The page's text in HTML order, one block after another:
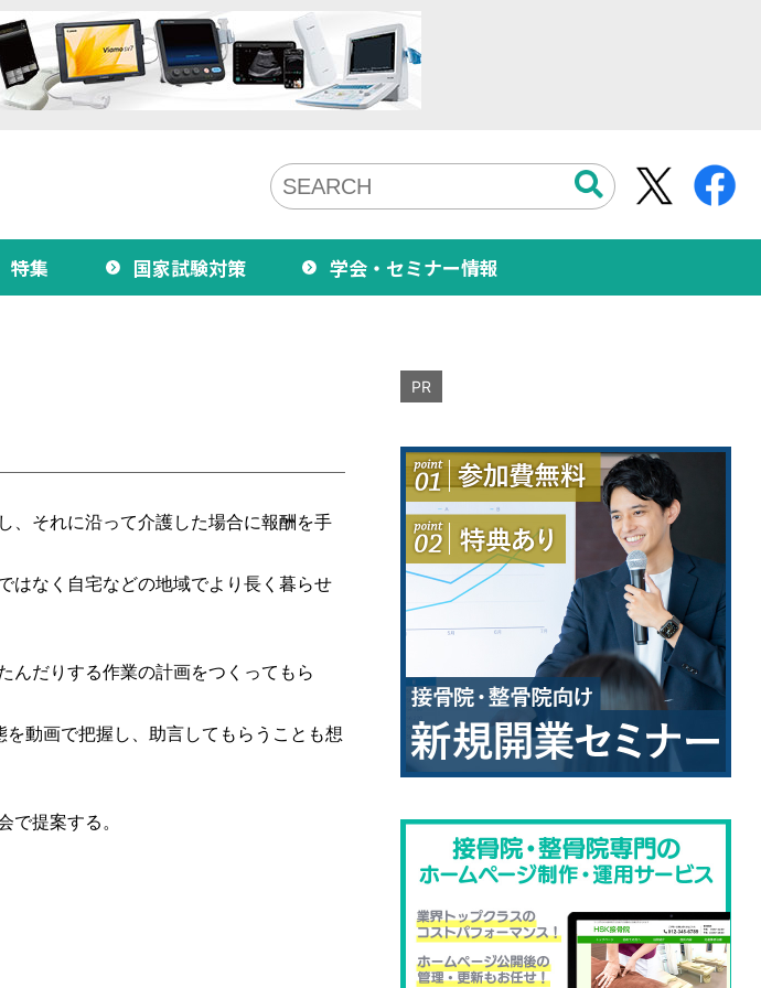
特集 国家試験対策 学会・セミナー情報
、それに沿って介護した場合に報酬を手
はなく自宅などの地域でより長く暮らせ
んだりする作業の計画をつくってもら
動画で把握し、助言してもらうことも想
提案する。
PR